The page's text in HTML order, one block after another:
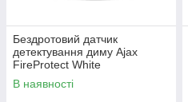
Бездротовий датчик
детектування диму Ajax
FireProtect White
(25438.10.WH1)
В наявності